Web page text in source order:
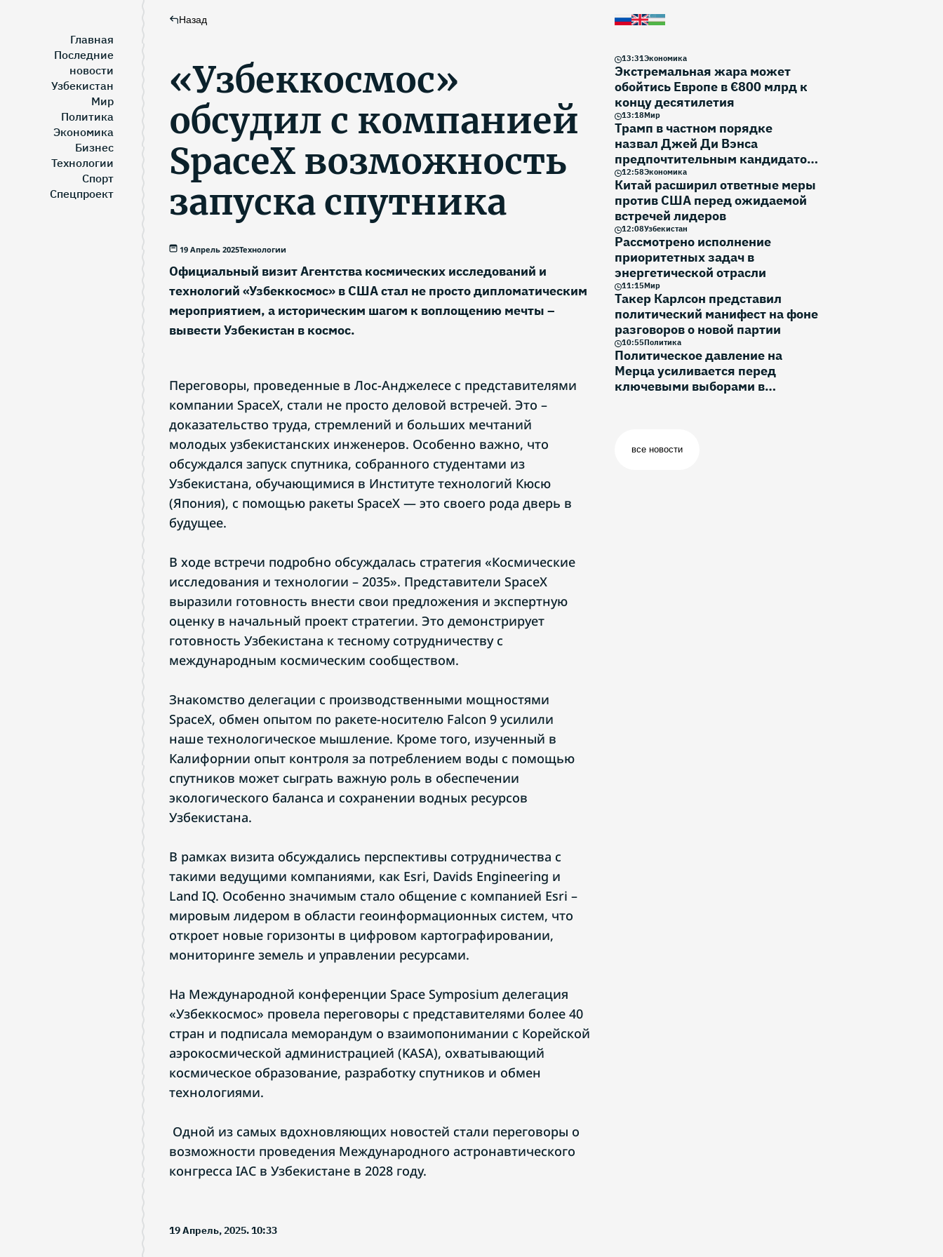
Главная
Последние
новости
Узбекистан
Мир
Политика
Экономика
Бизнес
Технологии
Спорт
Спецпроект
Назад
«Узбеккосмос»
обсудил с компанией
SpaceX возможность
запуска спутника
19 Апрель 2025Технологии
Официальный визит Агентства космических исследований и
технологий «Узбеккосмос» в США стал не просто дипломатическим
мероприятием, а историческим шагом к воплощению мечты –
вывести Узбекистан в космос.
Переговоры, проведенные в Лос-Анджелесе с представителями
компании SpaceX, стали не просто деловой встречей. Это –
доказательство труда, стремлений и больших мечтаний
молодых узбекистанских инженеров. Особенно важно, что
обсуждался запуск спутника, собранного студентами из
Узбекистана, обучающимися в Институте технологий Кюсю
(Япония), с помощью ракеты SpaceX — это своего рода дверь в
будущее.
В ходе встречи подробно обсуждалась стратегия «Космические
исследования и технологии – 2035». Представители SpaceX
выразили готовность внести свои предложения и экспертную
оценку в начальный проект стратегии. Это демонстрирует
готовность Узбекистана к тесному сотрудничеству с
международным космическим сообществом.
Знакомство делегации с производственными мощностями
SpaceX, обмен опытом по ракете-носителю Falcon 9 усилили
наше технологическое мышление. Кроме того, изученный в
Калифорнии опыт контроля за потреблением воды с помощью
спутников может сыграть важную роль в обеспечении
экологического баланса и сохранении водных ресурсов
Узбекистана.
В рамках визита обсуждались перспективы сотрудничества с
такими ведущими компаниями, как Esri, Davids Engineering и
Land IQ. Особенно значимым стало общение с компанией Esri –
мировым лидером в области геоинформационных систем, что
откроет новые горизонты в цифровом картографировании,
мониторинге земель и управлении ресурсами.
На Международной конференции Space Symposium делегация
«Узбеккосмос» провела переговоры с представителями более 40
стран и подписала меморандум о взаимопонимании с Корейской
аэрокосмической администрацией (KASA), охватывающий
космическое образование, разработку спутников и обмен
технологиями.
Одной из самых вдохновляющих новостей стали переговоры о
возможности проведения Международного астронавтического
конгресса IAC в Узбекистане в 2028 году.
19 Апрель, 2025. 10:33
13:31Экономика
Экстремальная жара может
обойтись Европе в €800 млрд к
концу десятилетия
13:18Мир
Трамп в частном порядке
назвал Джей Ди Вэнса
предпочтительным кандидатом
на выборы 2028 года
12:58Экономика
Китай расширил ответные меры
против США перед ожидаемой
встречей лидеров
12:08Узбекистан
Рассмотрено исполнение
приоритетных задач в
энергетической отрасли
11:15Мир
Такер Карлсон представил
политический манифест на фоне
разговоров о новой партии
10:55Политика
Политическое давление на
Мерца усиливается перед
ключевыми выборами в
все новости